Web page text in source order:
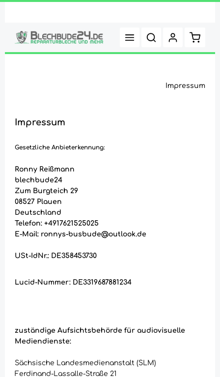
Impressum
Impressum
Gesetzliche Anbieterkennung:
Ronny Reißmann
blechbude24
Zum Burgteich 29
08527 Plauen
Deutschland
Telefon: +4917621525025
E-Mail: ronnys-busbude@outlook.de
USt-IdNr.: DE358453730
Lucid-Nummer: DE3319687881234
zuständige Aufsichtsbehörde für audiovisuelle
Mediendienste:
Sächsische Landesmedienanstalt (SLM)
Ferdinand-Lassalle-Straße 21